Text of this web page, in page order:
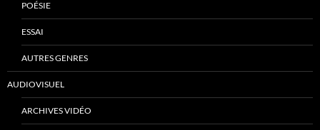
POÉSIE
ESSAI
AUTRES GENRES
AUDIOVISUEL
ARCHIVES VIDÉO